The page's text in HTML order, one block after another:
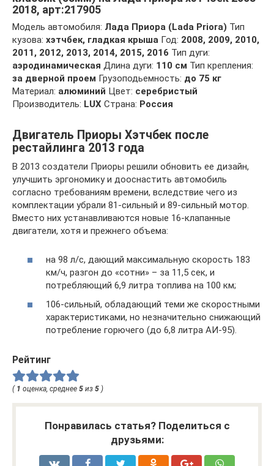
2018, арт:217905
Модель автомобиля: Лада Приора (Lada Priora) Тип
кузова: хэтчбек, гладкая крыша Год: 2008, 2009, 2010,
2011, 2012, 2013, 2014, 2015, 2016 Тип дуги:
аэродинамическая Длина дуги: 110 см Тип крепления:
за дверной проем Грузоподьемность: до 75 кг
Материал: алюминий Цвет: серебристый
Производитель: LUX Страна: Россия
Двигатель Приоры Хэтчбек после
рестайлинга 2013 года
В 2013 создатели Приоры решили обновить ее дизайн,
улучшить эргономику и дооснастить автомобиль
согласно требованиям времени, вследствие чего из
комплектации убрали 81-сильный и 89-сильный мотор.
Вместо них устанавливаются новые 16-клапанные
двигатели, хотя и прежнего объема:
на 98 л/с, дающий максимальную скорость 183
км/ч, разгон до «сотни» – за 11,5 сек, и
потребляющий 6,9 литра топлива на 100 км;
106-сильный, обладающий теми же скоростными
характеристиками, но незначительно снижающий
потребление горючего (до 6,8 литра АИ-95).
Рейтинг
( 1 оценка, среднее 5 из 5 )
Понравилась статья? Поделиться с
друзьями: